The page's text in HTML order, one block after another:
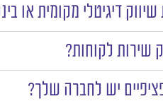
דיגיטלי מקומית או
שירות לקוחות?
יש לחברה שלך?